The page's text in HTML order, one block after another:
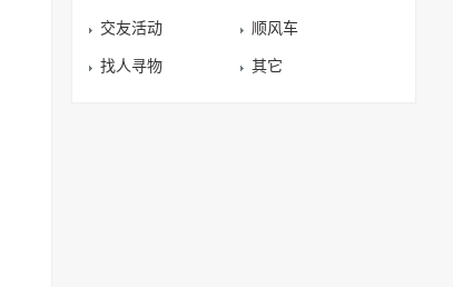
交友活动 顺风车
找人寻物 其它